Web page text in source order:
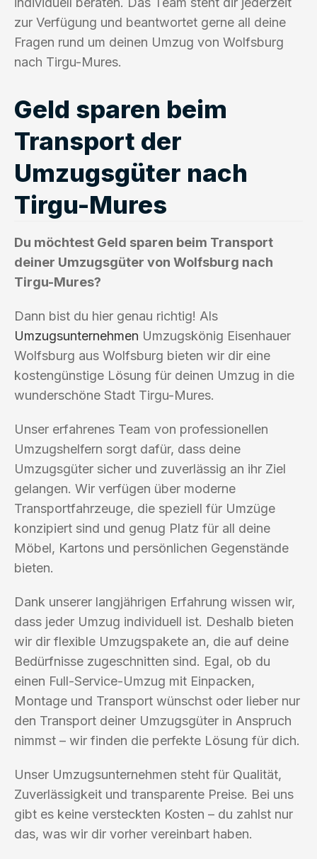
zur Verfügung und beantwortet gerne all deine
Fragen rund um deinen Umzug von Wolfsburg
nach Tirgu-Mures.
Geld sparen beim
Transport der
Umzugsgüter nach
Tirgu-Mures
Du möchtest Geld sparen beim Transport
deiner Umzugsgüter von Wolfsburg nach
Tirgu-Mures?
Dann bist du hier genau richtig! Als
Umzugsunternehmen Umzugskönig Eisenhauer
Wolfsburg aus Wolfsburg bieten wir dir eine
kostengünstige Lösung für deinen Umzug in die
wunderschöne Stadt Tirgu-Mures.
Unser erfahrenes Team von professionellen
Umzugshelfern sorgt dafür, dass deine
Umzugsgüter sicher und zuverlässig an ihr Ziel
gelangen. Wir verfügen über moderne
Transportfahrzeuge, die speziell für Umzüge
konzipiert sind und genug Platz für all deine
Möbel, Kartons und persönlichen Gegenstände
bieten.
Dank unserer langjährigen Erfahrung wissen wir,
dass jeder Umzug individuell ist. Deshalb bieten
wir dir flexible Umzugspakete an, die auf deine
Bedürfnisse zugeschnitten sind. Egal, ob du
einen Full-Service-Umzug mit Einpacken,
Montage und Transport wünschst oder lieber nur
den Transport deiner Umzugsgüter in Anspruch
nimmst – wir finden die perfekte Lösung für dich.
Unser Umzugsunternehmen steht für Qualität,
Zuverlässigkeit und transparente Preise. Bei uns
gibt es keine versteckten Kosten – du zahlst nur
das, was wir dir vorher vereinbart haben.